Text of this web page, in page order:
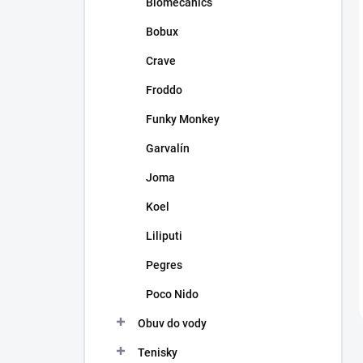
Bobux
Crave
Froddo
Funky Monkey
Garvalín
Joma
Koel
Liliputi
Pegres
Poco Nido
Obuv do vody
Tenisky